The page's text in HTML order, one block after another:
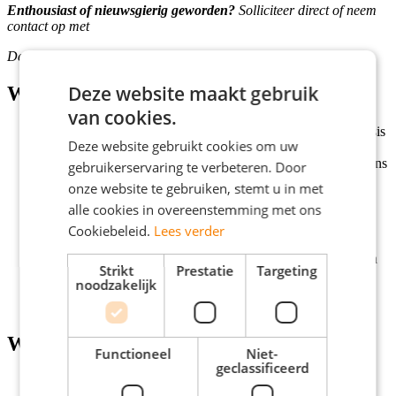
Enthousiast of nieuwsgierig geworden? Solliciteer direct of neem
contact op met
Deshon de Ruijter 06 49 12 26 66 /
Wat wij bieden
Een salaris tussen €3.000 en €4.000 bruto per maand op basis
van 40 uur;
De mogelijkheid om hybride te werken, met een goede balans
tussen werken op kantoor en vanuit huis;
Persoonlijke begeleiding en een Talentmanager vanuit
YoungCapital NEXT;
29 vakantiedagen per jaar, aangevuld met 1 persoonlijke
De mogelijkheid om relevante Wft-certificaten te behalen en
jezelf verder te ontwikkelen binnen de financiële
dienstverlening;
Veel vrijheid en verantwoordelijkheid.
Wat wij vragen
Minimaal hbo werk- en denkniveau;
Deze website maakt gebruik
van cookies.
Deze website gebruikt cookies om uw
gebruikerservaring te verbeteren. Door
onze website te gebruiken, stemt u in met
alle cookies in overeenstemming met ons
Cookiebeleid. Lees verder
Strikt
noodzakelijk
Prestatie Targeting
Functioneel
Niet-
geclassificeerd